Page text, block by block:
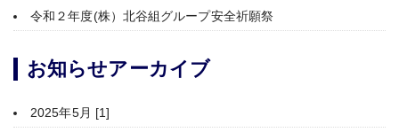
令和２年度(株）北谷組グループ安全祈願祭
お知らせアーカイブ
2025年5月 [1]